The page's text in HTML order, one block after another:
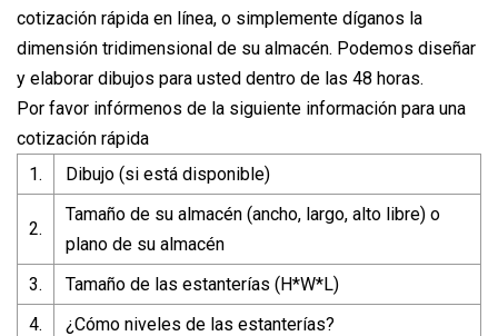
cotización rápida en línea, o simplemente díganos la
dimensión tridimensional de su almacén. Podemos diseñar
y elaborar dibujos para usted dentro de las 48 horas.
Por favor infórmenos de la siguiente información para una
cotización rápida
1.
Dibujo (si está disponible)
2.
Tamaño de su almacén (ancho, largo, alto libre) o
plano de su almacén
3.
Tamaño de las estanterías (H*W*L)
4.
¿Cómo niveles de las estanterías?